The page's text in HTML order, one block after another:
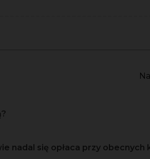
nadal się opłaca przy obecnych